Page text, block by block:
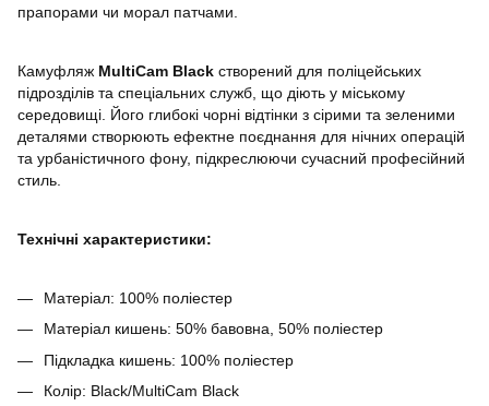
прапорами чи морал патчами.
Камуфляж MultiCam Black створений для поліцейських
підрозділів та спеціальних служб, що діють у міському
середовищі. Його глибокі чорні відтінки з сірими та зеленими
деталями створюють ефектне поєднання для нічних операцій
та урбаністичного фону, підкреслюючи сучасний професійний
стиль.
Технічні характеристики:
Матеріал: 100% поліестер
Матеріал кишень: 50% бавовна, 50% поліестер
Підкладка кишень: 100% поліестер
Колір: Black/MultiCam Black